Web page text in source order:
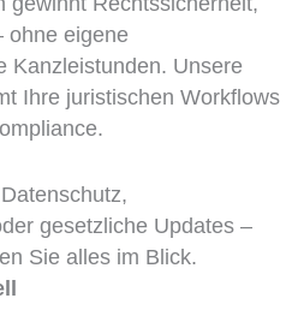
ohne eigene
Kanzleistunden. Unsere
Ihre juristischen Workflows
gesetzliche Updates –
Sie alles im Blick.